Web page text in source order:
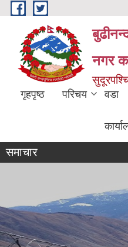
Skip to main content
नगर
गृहपृष्ठ परिचय वडा
समाचार